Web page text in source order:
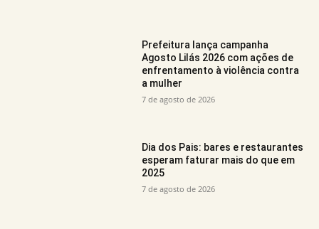
Prefeitura lança campanha
Agosto Lilás 2026 com ações de
enfrentamento à violência contra
a mulher
7 de agosto de 2026
Dia dos Pais: bares e restaurantes
esperam faturar mais do que em
2025
7 de agosto de 2026